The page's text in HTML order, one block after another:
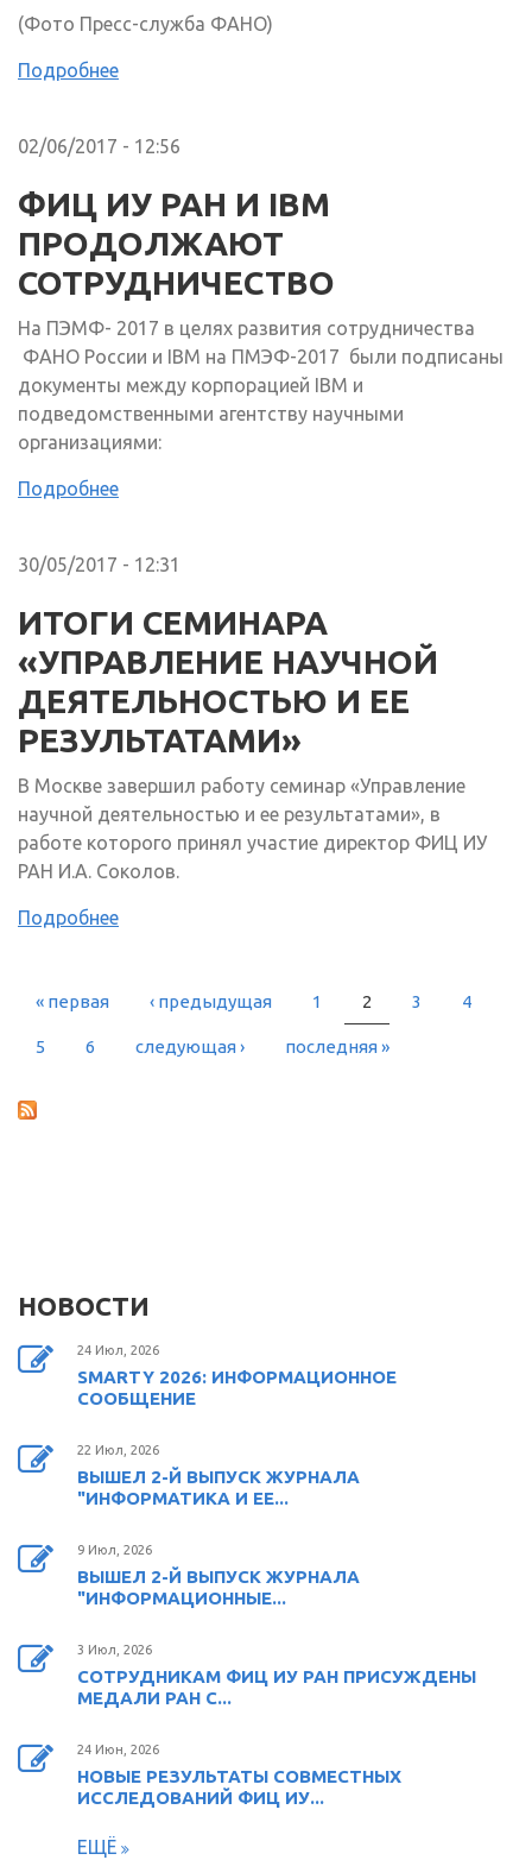
(Фото Пресс-служба ФАНО)
Подробнее
02/06/2017 - 12:56
ФИЦ ИУ РАН И IBM
ПРОДОЛЖАЮТ
СОТРУДНИЧЕСТВО
На ПЭМФ- 2017 в целях развития сотрудничества
ФАНО России и IBM на ПМЭФ-2017 были подписаны
документы между корпорацией IBM и
подведомственными агентству научными
организациями:
Подробнее
30/05/2017 - 12:31
ИТОГИ СЕМИНАРА
«УПРАВЛЕНИЕ НАУЧНОЙ
ДЕЯТЕЛЬНОСТЬЮ И ЕЕ
РЕЗУЛЬТАТАМИ»
В Москве завершил работу семинар «Управление
научной деятельностью и ее результатами», в
работе которого принял участие директор ФИЦ ИУ
РАН И.А. Соколов.
Подробнее
СТРАНИЦЫ
« первая ‹ предыдущая 1 2 3 4
5 6 следующая › последняя »
НОВОСТИ
24 Июл, 2026
SMARTY 2026: ИНФОРМАЦИОННОЕ
СООБЩЕНИЕ
22 Июл, 2026
ВЫШЕЛ 2-Й ВЫПУСК ЖУРНАЛА
"ИНФОРМАТИКА И ЕЕ...
9 Июл, 2026
ВЫШЕЛ 2-Й ВЫПУСК ЖУРНАЛА
"ИНФОРМАЦИОННЫЕ...
3 Июл, 2026
СОТРУДНИКАМ ФИЦ ИУ РАН ПРИСУЖДЕНЫ
МЕДАЛИ РАН С...
24 Июн, 2026
НОВЫЕ РЕЗУЛЬТАТЫ СОВМЕСТНЫХ
ИССЛЕДОВАНИЙ ФИЦ ИУ...
ЕЩЁ